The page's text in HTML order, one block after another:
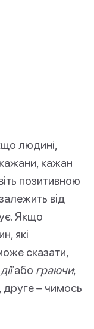
людині,
кажан
позитивною
від
Якщо
які
сказати,
або граючи;
– чимось